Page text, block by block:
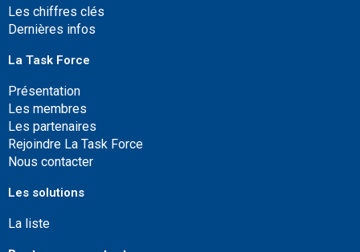
Les chiffres clés
Dernières infos
La Task Force
Présentation
Les membres
Les partenaires
Rejoindre La Task Force
Nous contacter
Les solutions
La liste